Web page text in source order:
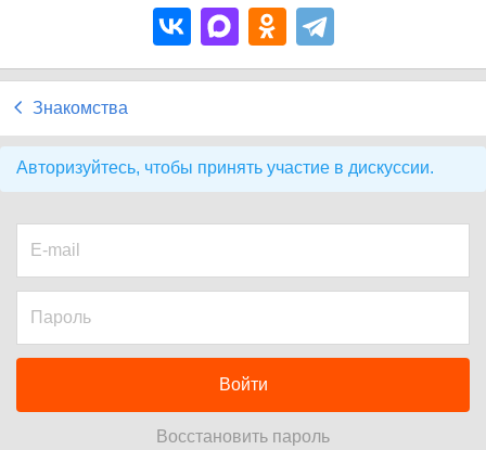
Знакомства
Авторизуйтесь, чтобы принять участие в дискуссии.
Войти
Восстановить пароль